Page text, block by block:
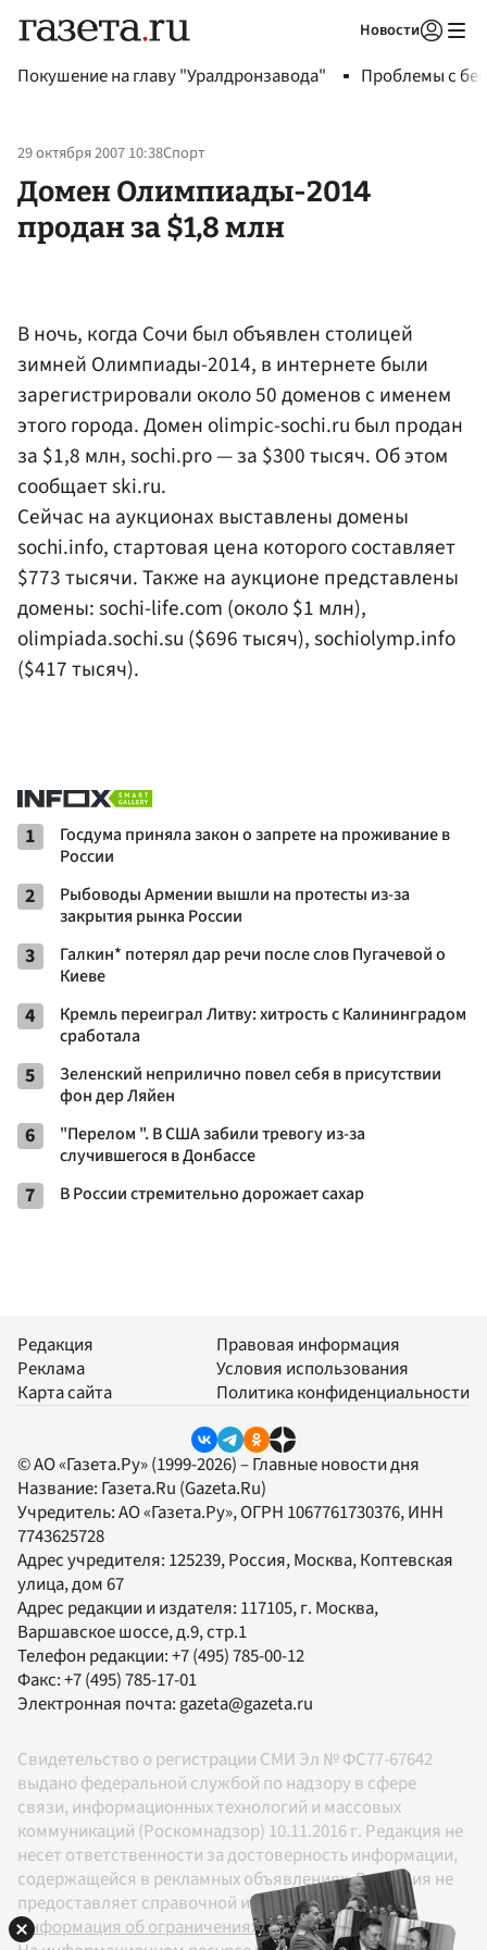
Новости
Покушение на главу "Уралдронзавода" Проблемы с
29 октября 2007 10:38Спорт
Домен Олимпиады-2014
продан за $1,8 млн
В ночь, когда Сочи был объявлен столицей
зимней Олимпиады-2014, в интернете были
зарегистрировали около 50 доменов с именем
этого города. Домен olimpic-sochi.ru был продан
за $1,8 млн, sochi.pro — за $300 тысяч. Об этом
сообщает ski.ru.
Сейчас на аукционах выставлены домены
sochi.info, стартовая цена которого составляет
$773 тысячи. Также на аукционе представлены
домены: sochi-life.com (около $1 млн),
olimpiada.sochi.su ($696 тысяч), sochiolymp.info
($417 тысяч).
1
Госдума приняла закон о запрете на проживание в
России
2
Рыбоводы Армении вышли на протесты из-за
закрытия рынка России
3
Галкин* потерял дар речи после слов Пугачевой о
Киеве
4
Кремль переиграл Литву: хитрость с Калининградом
сработала
5
Зеленский неприлично повел cебя в присутствии
фон дер Ляйен
6
"Перелом ". В США забили тревогу из-за
случившегося в Донбассе
7 В России стремительно дорожает сахар
Редакция
Реклама
Карта сайта
Правовая информация
Условия использования
Политика конфиденциальности
© АО «Газета.Ру» (1999-2026) – Главные новости дня
Название: Газета.Ru (Gazeta.Ru)
Учредитель:АО «Газета.Ру», ОГРН 1067761730376, ИНН
7743625728
Адрес учредителя: 125239, Россия, Москва, Коптевская
улица, дом 67
Адрес редакции и издателя: 117105, г. Москва,
Варшавское шоссе, д.9, стр.1
Телефон редакции:+7 (495) 785-00-12
Факс:+7 (495) 785-17-01
Электронная почта:gazeta@gazeta.ru
Свидетельство о регистрации СМИ Эл № ФС77-67642
выдано федеральной службой по надзору в сфере
связи, информационных технологий и массовых
коммуникаций (Роскомнадзор) 10.11.2016 г. Редакция не
несет ответственности за достоверность информации,
содержащейся в рекламных объявлениях. Редакция не
предоставляет справочной информации.
Информация об ограничениях